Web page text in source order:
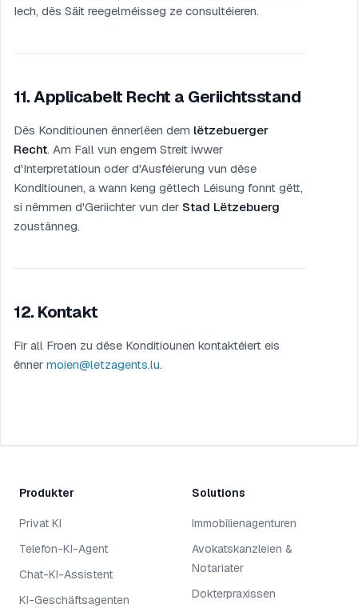
Iech, dës Säit reegelméisseg ze consultéieren.
11.Applicabelt Recht a Geriichtsstand
Dës Konditiounen ënnerlëen dem lëtzebuerger
Recht. Am Fall vun engem Streit iwwer
d'Interpretatioun oder d'Ausféierung vun dëse
Konditiounen, a wann keng gëtlech Léisung fonnt gëtt,
si nëmmen d'Geriichter vun der Stad Lëtzebuerg
zoustänneg.
12. Kontakt
Fir all Froen zu dëse Konditiounen kontaktéiert eis
ënner moien@letzagents.lu.
Produkter
Privat KI
Telefon-KI-Agent
Chat-KI-Assistent
KI-Geschäftsagenten
Solutions
Immobilienagenturen
Avokatskanzleien &
Notariater
Dokterpraxissen